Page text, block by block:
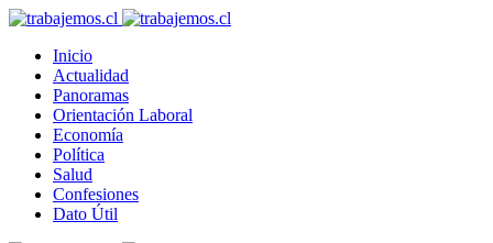
Inicio
Actualidad
Panoramas
Orientación Laboral
Economía
Política
Salud
Confesiones
Dato Útil